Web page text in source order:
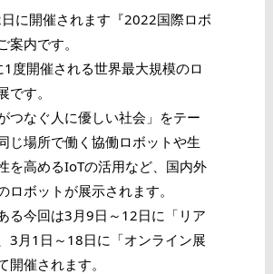
に開催されます『2022国際ロボ
案内です。
度開催される世界最大規模のロ
です。
つなぐ人に優しい社会」をテー
じ場所で働く協働ロボットや生
を高めるIoTの活用など、国内外
ロボットが展示されます。
る今回は3月9日～12日に「リア
3月1日～18日に「オンライン展
開催されます。